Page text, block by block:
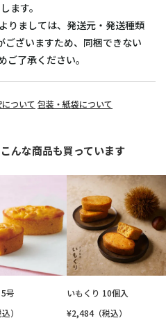
ます。
りましては、発送元・発送種類
ざいますため、同梱できない
了承ください。
ついて 包装・紙袋について
んな商品も買っています
号
）
いもくり 10個入
¥2,484（税込）